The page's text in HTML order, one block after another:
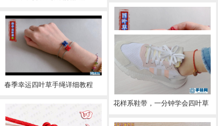
徒手幸运四叶草结教程
春季幸运四叶草手绳详细教程
花样系鞋带，一分钟学会四叶草